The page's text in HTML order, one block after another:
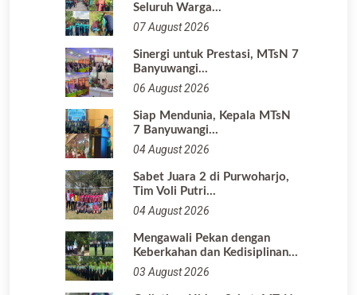
Seluruh Warga…
07 August 2026
Sinergi untuk Prestasi, MTsN 7
Banyuwangi…
06 August 2026
Siap Mendunia, Kepala MTsN
7 Banyuwangi…
04 August 2026
Sabet Juara 2 di Purwoharjo,
Tim Voli Putri…
04 August 2026
Mengawali Pekan dengan
Keberkahan dan Kedisiplinan…
03 August 2026